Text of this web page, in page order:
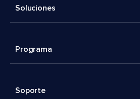
Soluciones
Programa
Soporte